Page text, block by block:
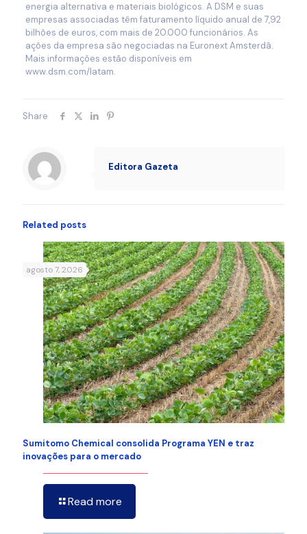
energia alternativa e materiais biológicos. A DSM e suas
empresas associadas têm faturamento líquido anual de 7,92
bilhões de euros, com mais de 20.000 funcionários. As
ações da empresa são negociadas na Euronext Amsterdã.
Mais informações estão disponíveis em
www.dsm.com/latam.
Share
Editora Gazeta
Related posts
agosto 7, 2026
Sumitomo Chemical consolida Programa YEN e traz
inovações para o mercado
Read more